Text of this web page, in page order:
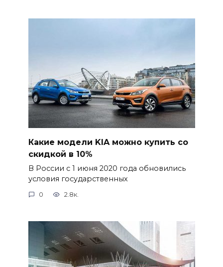
Какие модели KIA можно купить со
скидкой в 10%
В России с 1 июня 2020 года обновились
условия государственных
0 2.8к.